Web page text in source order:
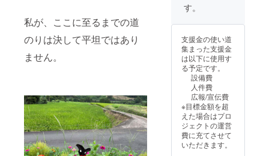
私が、ここに至るまでの道
のりは決して平坦ではあり
ません。
る限
名前プ
レート
をご掲
示させ
ていた
だきま
す。
（希望
者） ＊
掲載方
法：文
字（お
筆の御
メッ
セージ
（メー
ル又は
ハガ
キ）を
お送り
させて
いただ
きま
す。 ＊
感謝の
す。
支援金の使い道
集まった支援金
は以下に使用す
る予定です。
設備費
人件費
広報/宣伝費
※目標金額を超
えた場合はプロ
ジェクトの運営
費に充てさせて
いただきます。